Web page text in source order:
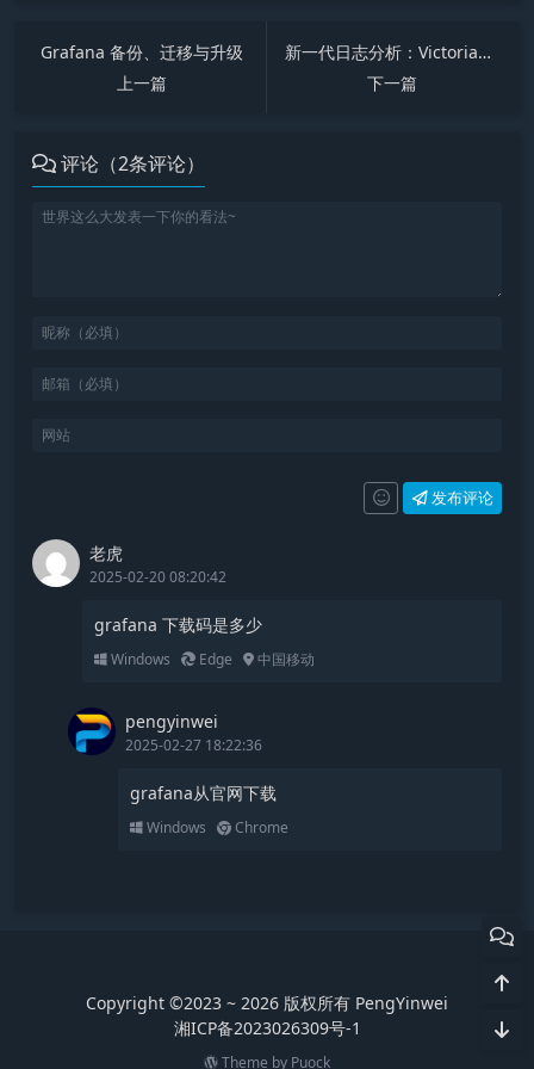
Grafana 备份、迁移与升级
上一篇
新一代日志分析：VictoriaLogs
下一篇
评论（2条评论）
发布评论
老虎
2025-02-20 08:20:42
grafana 下载码是多少
Windows Edge 中国移动
pengyinwei
2025-02-27 18:22:36
grafana从官网下载
Windows Chrome
Copyright ©2023 ~ 2026 版权所有 PengYinwei
湘ICP备2023026309号-1
Theme by Puock